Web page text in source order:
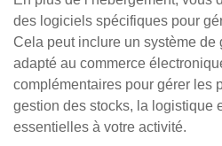
des logiciels spécifiques pour
Cela peut inclure un système de
adapté au commerce
complémentaires pour gérer les
gestion des stocks, la logistique
essentielles à votre activité.